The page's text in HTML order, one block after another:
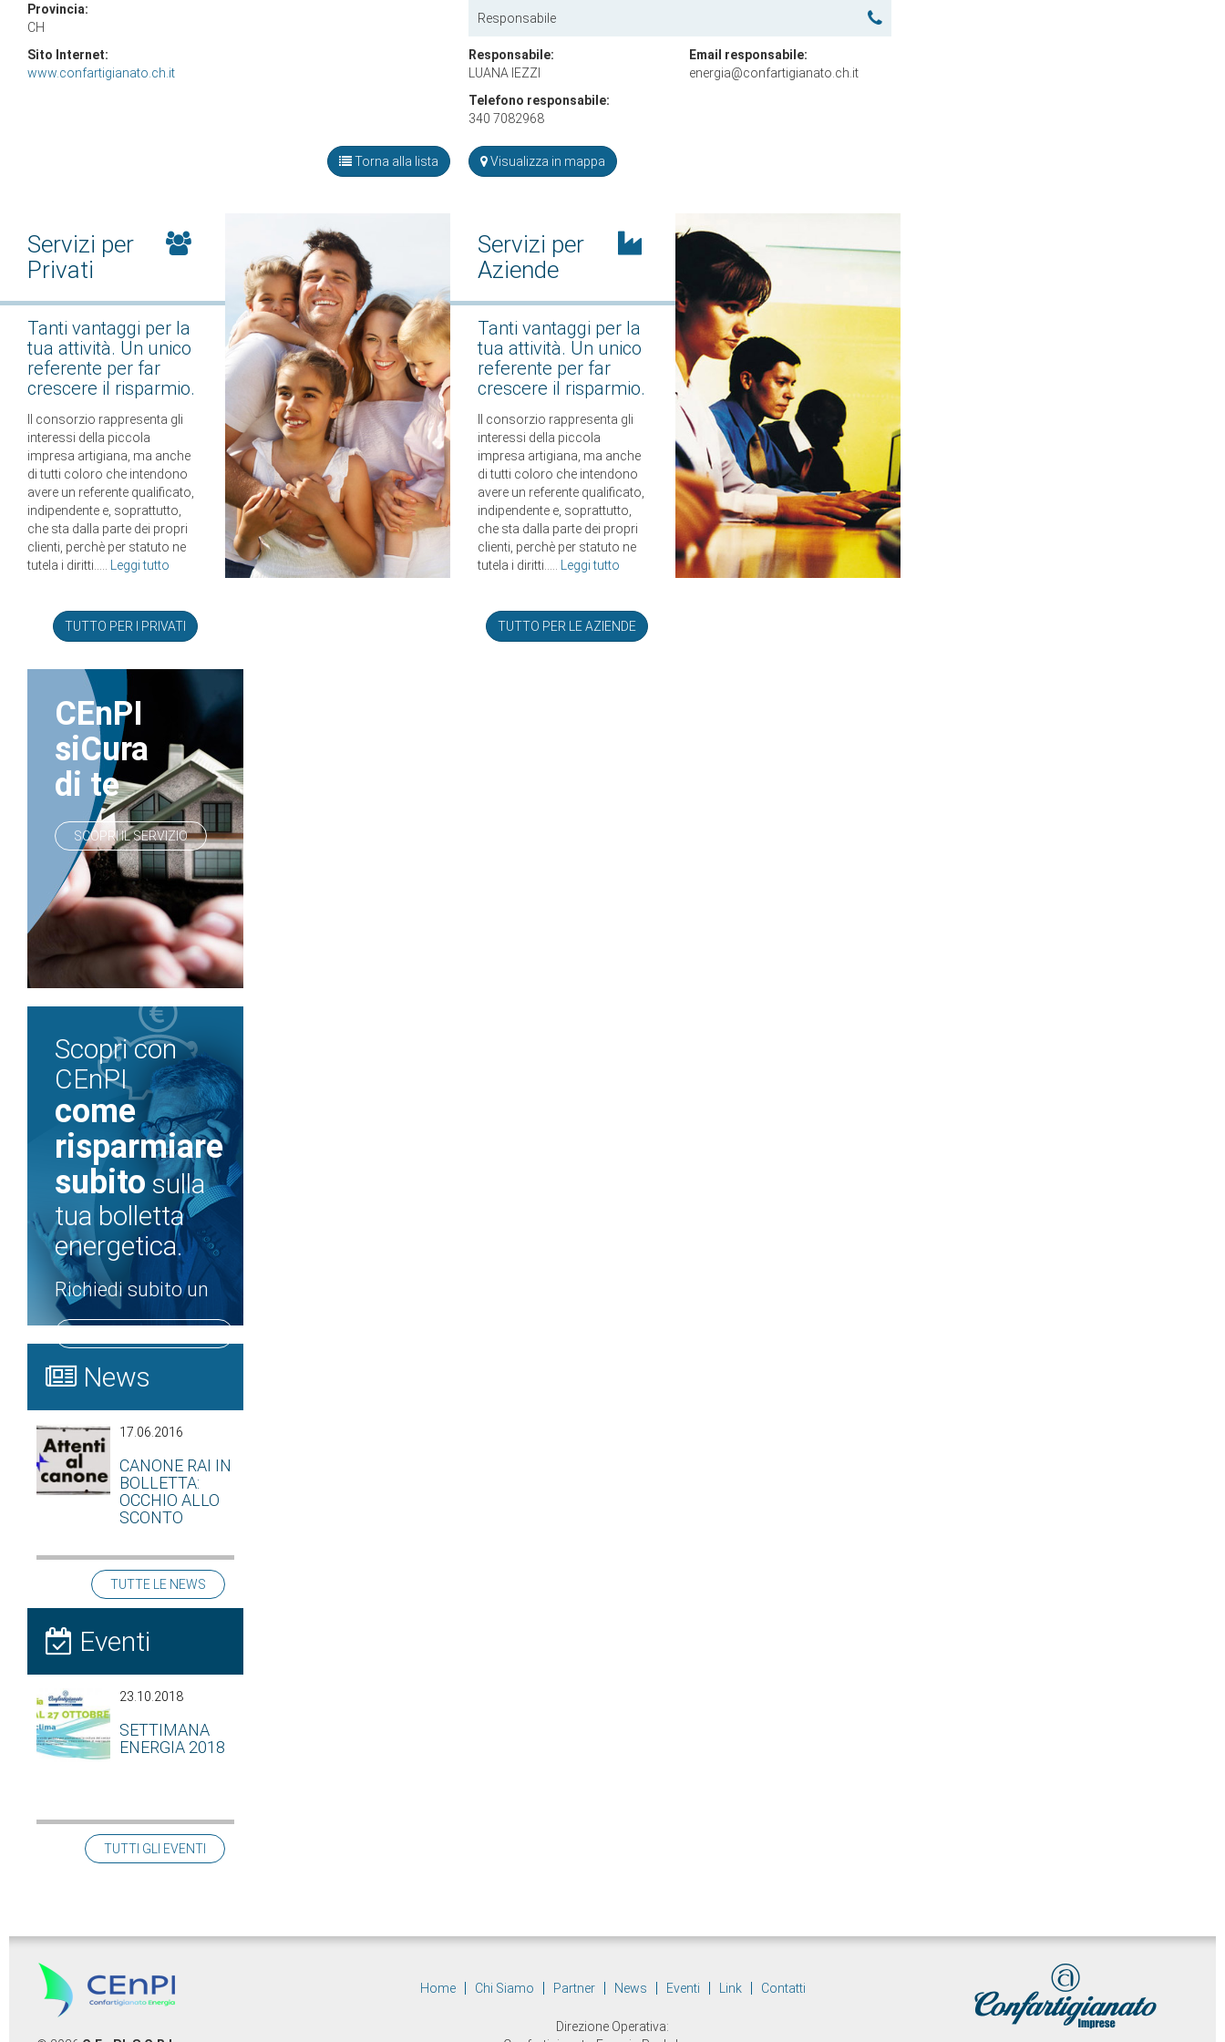
Provincia:
CH
Sito Internet:
www.confartigianato.ch.it
Responsabile
Responsabile:
LUANA IEZZI
Email responsabile:
energia@confartigianato.ch.it
Telefono responsabile:
340 7082968
Torna alla lista Visualizza in mappa
Servizi per
Privati
Tanti vantaggi per la
tua attività. Un unico
referente per far
crescere il risparmio.
Il consorzio rappresenta gli
interessi della piccola
impresa artigiana, ma anche
di tutti coloro che intendono
avere un referente qualificato,
indipendente e, soprattutto,
che sta dalla parte dei propri
clienti, perchè per statuto ne
tutela i diritti.....
Leggi tutto
TUTTO PER I PRIVATI
Servizi per
Aziende
Tanti vantaggi per la
tua attività. Un unico
referente per far
crescere il risparmio.
Il consorzio rappresenta gli
interessi della piccola
impresa artigiana, ma anche
di tutti coloro che intendono
avere un referente qualificato,
indipendente e, soprattutto,
che sta dalla parte dei propri
clienti, perchè per statuto ne
tutela i diritti.....
Leggi tutto
TUTTO PER LE AZIENDE
CEnPI
siCura
di te
SCOPRI IL SERVIZIO
Scopri con
CEnPI
come
risparmiare
subito sulla
tua bolletta
energetica.
Richiedi subito un
News
17.06.2016
CANONE RAI IN
BOLLETTA:
OCCHIO ALLO
SCONTO
TUTTE LE NEWS
Eventi
23.10.2018
SETTIMANA
ENERGIA 2018
TUTTI GLI EVENTI
Home Chi Siamo Partner News Eventi Link Contatti
Direzione Operativa: